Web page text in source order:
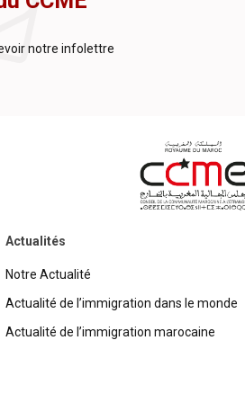
notre infolettre
Actualités
Notre Actualité
Actualité de l’immigration dans le monde
Actualité de l’immigration marocaine